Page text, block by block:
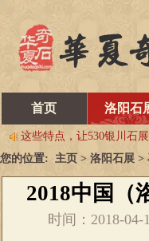
首页 洛阳石
乌拉特后旗石展开幕 交易
2019第八届中国淮南观赏
这些特点，让530银川石
[关注]“新疆赏石四联展
首届中国（蚌埠）赏石•文
乌拉特后旗石展开幕 交
2019第八届中国淮南观赏
您的位置: 主页 > 洛阳石展 >
2018中国（
时间：2018-